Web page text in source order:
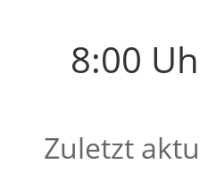
8:00
Zuletzt